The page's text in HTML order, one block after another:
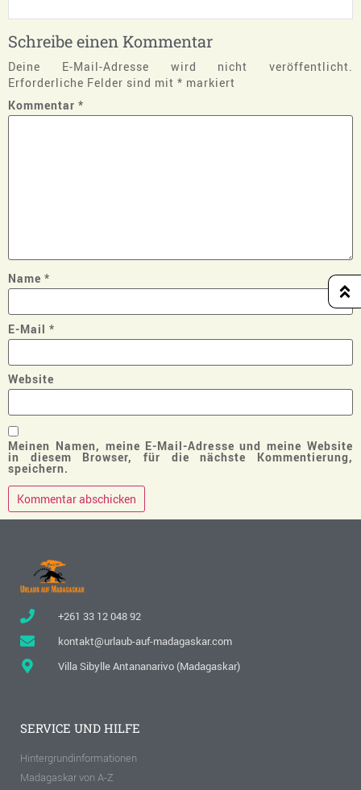
Schreibe einen Kommentar
Deine E-Mail-Adresse wird nicht veröffentlicht.
Erforderliche Felder sind mit * markiert
Kommentar *
Name *
E-Mail *
Website
Meinen Namen, meine E-Mail-Adresse und meine Website
in diesem Browser, für die nächste Kommentierung,
speichern.
+261 33 12 048 92
kontakt@urlaub-auf-madagaskar.com
Villa Sibylle Antananarivo (Madagaskar)
SERVICE UND HILFE
Hintergrundinformationen
Madagaskar von A-Z